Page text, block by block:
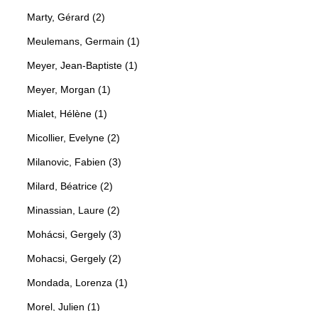
Marty, Gérard (2)
Meulemans, Germain (1)
Meyer, Jean-Baptiste (1)
Meyer, Morgan (1)
Mialet, Hélène (1)
Micollier, Evelyne (2)
Milanovic, Fabien (3)
Milard, Béatrice (2)
Minassian, Laure (2)
Mohácsi, Gergely (3)
Mohacsi, Gergely (2)
Mondada, Lorenza (1)
Morel, Julien (1)